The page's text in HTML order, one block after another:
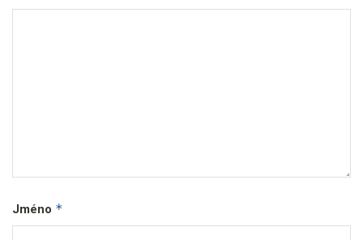
Jméno *